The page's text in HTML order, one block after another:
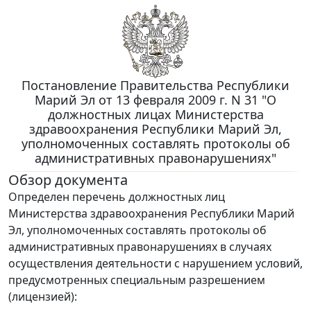
Постановление Правительства Республики
Марий Эл от 13 февраля 2009 г. N 31 "О
должностных лицах Министерства
здравоохранения Республики Марий Эл,
уполномоченных составлять протоколы об
административных правонарушениях"
Обзор документа
Определен перечень должностных лиц
Министерства здравоохранения Республики Марий
Эл, уполномоченных составлять протоколы об
административных правонарушениях в случаях
осуществления деятельности с нарушением условий,
предусмотренных специальным разрешением
(лицензией):